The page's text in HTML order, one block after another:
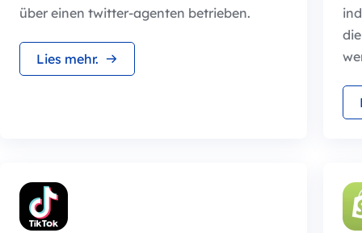
über einen twitter-agenten betrieben.
Lies mehr.